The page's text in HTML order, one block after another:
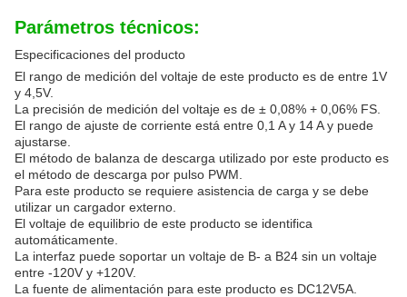
Parámetros técnicos:
Especificaciones del producto
El rango de medición del voltaje de este producto es de entre 1V
y 4,5V.
La precisión de medición del voltaje es de ± 0,08% + 0,06% FS.
El rango de ajuste de corriente está entre 0,1 A y 14 A y puede
ajustarse.
El método de balanza de descarga utilizado por este producto es
el método de descarga por pulso PWM.
Para este producto se requiere asistencia de carga y se debe
utilizar un cargador externo.
El voltaje de equilibrio de este producto se identifica
automáticamente.
La interfaz puede soportar un voltaje de B- a B24 sin un voltaje
entre -120V y +120V.
La fuente de alimentación para este producto es DC12V5A.